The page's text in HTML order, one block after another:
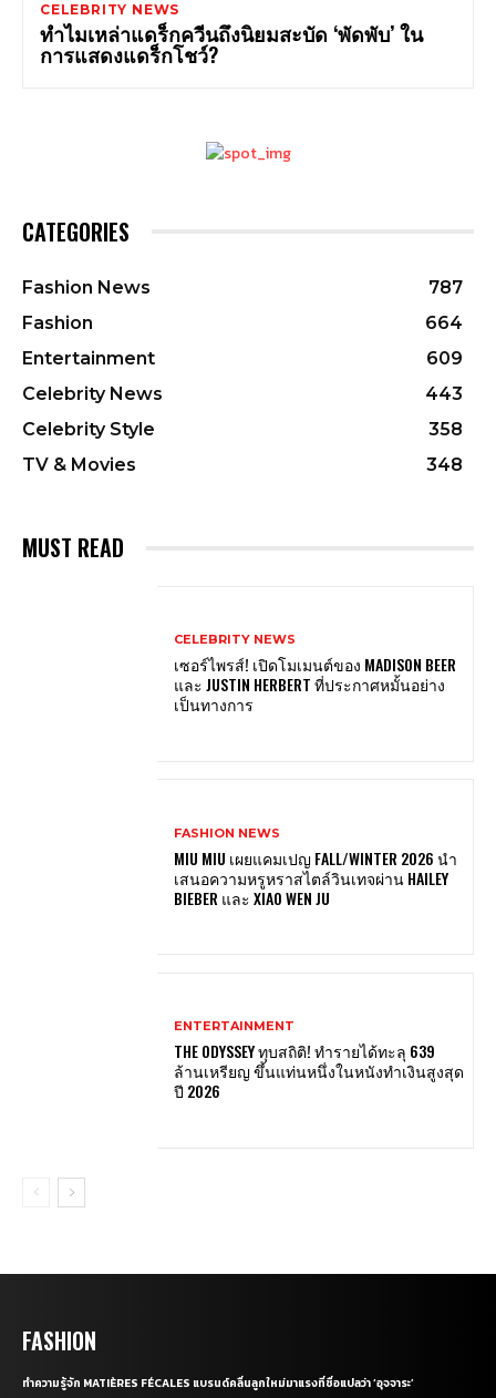
CELEBRITY NEWS
ทำไมเหล่าแดร็กควีนถึงนิยมสะบัด ‘พัดพับ’ ใน
การแสดงแดร็กโชว์?
CATEGORIES
Fashion News
787
Fashion
664
Entertainment
609
Celebrity News
443
Celebrity Style
358
TV & Movies
348
MUST READ
CELEBRITY NEWS
เซอร์ไพรส์! เปิดโมเมนต์ของ MADISON BEER
และ JUSTIN HERBERT ที่ประกาศหมั้นอย่าง
เป็นทางการ
FASHION NEWS
MIU MIU เผยแคมเปญ FALL/WINTER 2026 นำ
เสนอความหรูหราสไตล์วินเทจผ่าน HAILEY
BIEBER และ XIAO WEN JU
ENTERTAINMENT
THE ODYSSEY ทุบสถิติ! ทำรายได้ทะลุ 639
ล้านเหรียญ ขึ้นแท่นหนึ่งในหนังทำเงินสูงสุด
ปี 2026
FASHION
ทำความรู้จัก MATIÈRES FÉCALES แบรนด์คลื่นลูกใหม่มาแรงที่ชื่อแปลว่า ‘อุจจาระ’